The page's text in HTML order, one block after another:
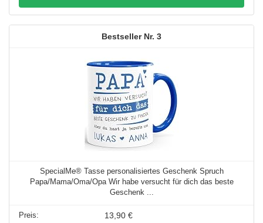
3
SpecialMe® Tasse personalisiertes Geschenk Spruch
Papa/Mama/Oma/Opa Wir habe versucht für dich das beste
Geschenk ...
13,90 €